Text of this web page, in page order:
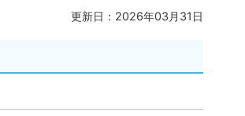
更新日：2026年03月31日